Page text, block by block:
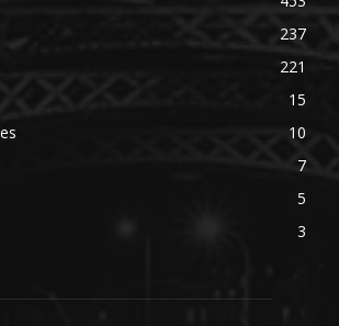
237
221
15
10
7
5
3